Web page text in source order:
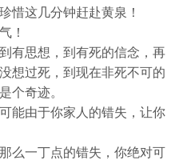
惜这几分钟赶赴黄泉！
气！
有思想，到有死的信念，再
想过死，到现在非死不可的
个奇迹。
能由于你家人的错失，让你
么一丁点的错失，你绝对可